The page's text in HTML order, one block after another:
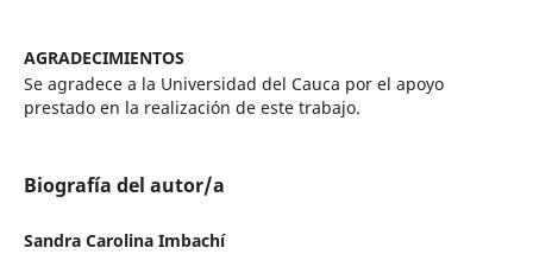
AGRADECIMIENTOS
Se agradece a la Universidad del Cauca por el apoyo
prestado en la realización de este trabajo.
Biografía del autor/a
Sandra Carolina Imbachí